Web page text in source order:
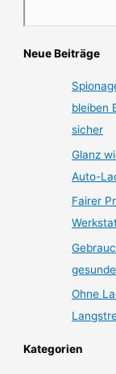
Neue Beiträge
bleiben
sicher
Glanz
Auto-
Fairer
Ohne
Kategorien